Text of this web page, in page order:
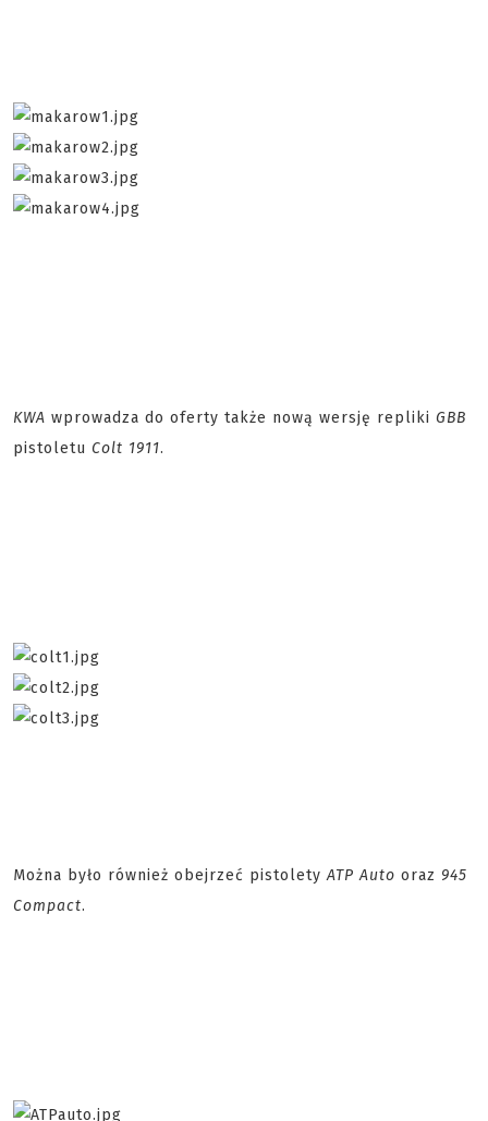
KWA wprowadza do oferty także nową wersję repliki GBB
pistoletu Colt 1911.
Można było również obejrzeć pistoletyATP Auto oraz 945
Compact.